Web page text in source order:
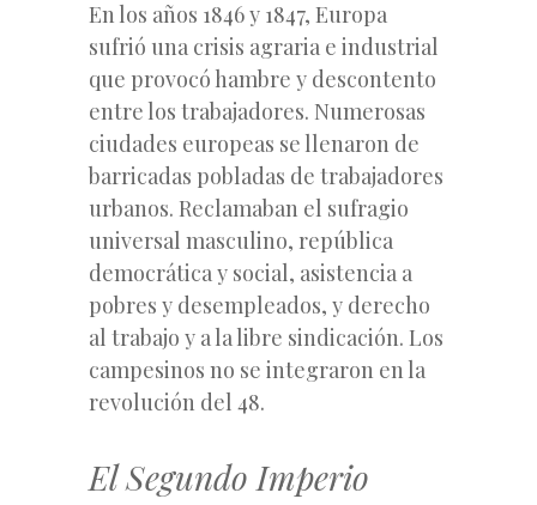
En los años 1846 y 1847, Europa
sufrió una crisis agraria e industrial
que provocó hambre y descontento
entre los trabajadores. Numerosas
ciudades europeas se llenaron de
barricadas pobladas de trabajadores
urbanos. Reclamaban el sufragio
universal masculino, república
democrática y social, asistencia a
pobres y desempleados, y derecho
al trabajo y a la libre sindicación. Los
campesinos no se integraron en la
revolución del 48.
El Segundo Imperio